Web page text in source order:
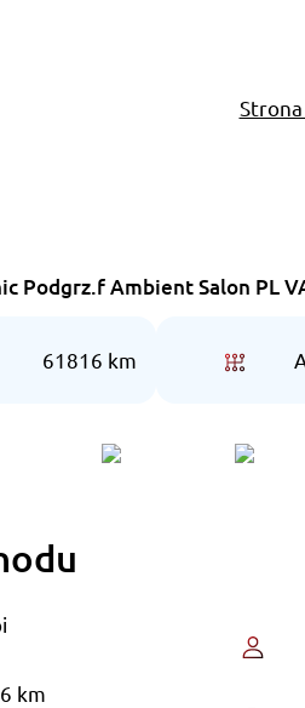
Strona
Podgrz.f Ambient Salon PL
61816 km
km